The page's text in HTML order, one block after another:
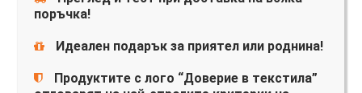
поръчка!
Идеален подарък за приятел или роднина!
Продуктите с лого “Доверие в текстила”